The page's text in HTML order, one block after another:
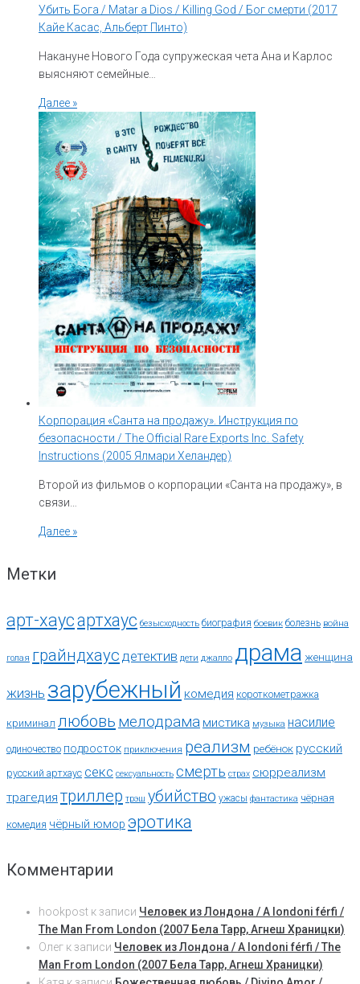
Убить Бога / Matar a Dios / Killing God / Бог смерти (2017
Кайе Касас, Альберт Пинто)
Накануне Нового Года супружеская чета Ана и Карлос
выясняют семейные…
Далее »
Корпорация «Санта на продажу». Инструкция по
безопасности / The Official Rare Exports Inc. Safety
Instructions (2005 Ялмари Хеландер)
Второй из фильмов о корпорации «Санта на продажу», в
связи…
Далее »
Метки
арт-хаусартхаус безысходность биография боевик болезнь война
голая грайндхаус детектив дети джалло драма женщина
жизнь зарубежный комедия короткометражка
криминал любовь мелодрама мистика музыка насилие
одиночество подросток приключения реализм ребёнок русский
русский артхаус секс сексуальность смерть страх сюрреализм
трагедия триллер трэш убийство ужасы фантастика чёрная
комедия чёрный юмор эротика
Комментарии
hookpost к записи Человек из Лондона / A londoni férfi /
The Man From London (2007 Бела Тарр, Агнеш Храницки)
Олег к записи Человек из Лондона / A londoni férfi / The
Man From London (2007 Бела Тарр, Агнеш Храницки)